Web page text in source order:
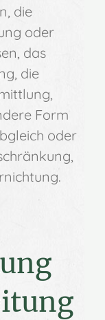
die
oder
das
die
Form
oder